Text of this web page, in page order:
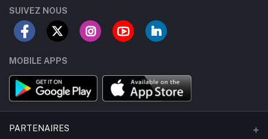
SUIVEZ NOUS
MOBILE APPS
PARTENAIRES